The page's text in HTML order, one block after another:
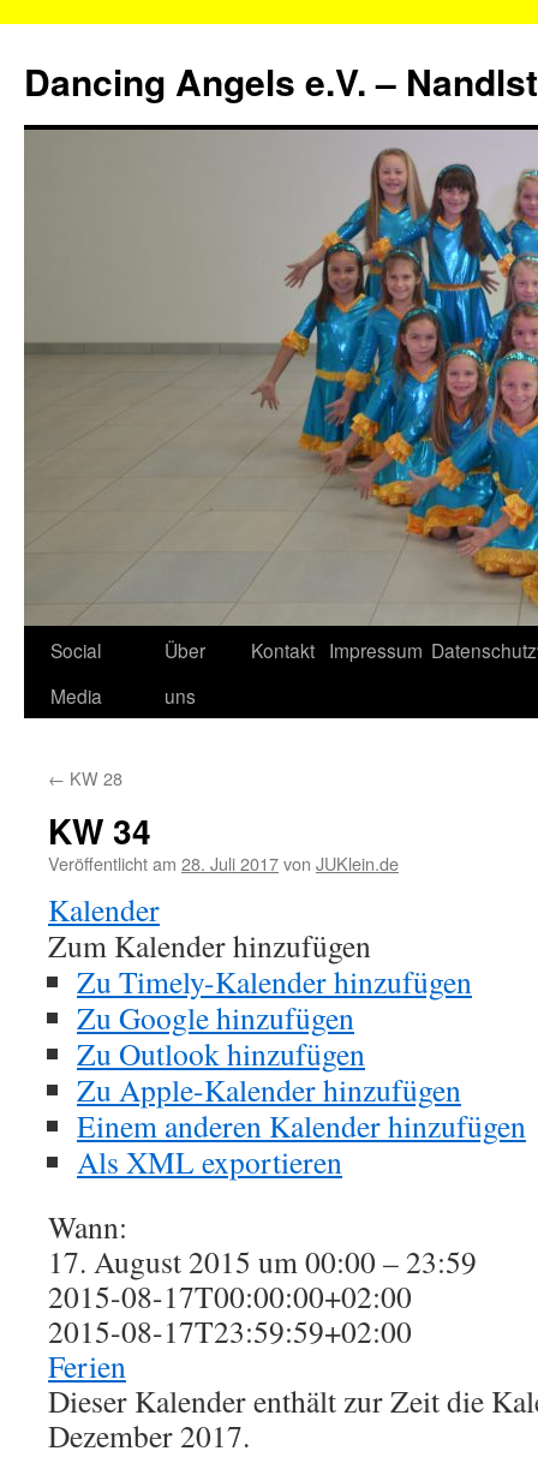
springen
Dancing Angels e.V. –
Social
Media
Über
uns
Kontakt Impressum
← KW 28
KW 34
Veröffentlicht am 28. Juli 2017von JUKlein.de
Kalender
Zum Kalender hinzufügen
Zu Timely-Kalender hinzufügen
Zu Google hinzufügen
Zu Outlook hinzufügen
Zu Apple-Kalender hinzufügen
Einem anderen Kalender hinzufügen
Als XML exportieren
Wann:
17. August 2015 um 00:00 – 23:59
2015-08-17T00:00:00+02:00
2015-08-17T23:59:59+02:00
Ferien
Dieser Kalender enthält zur Zeit die
Dezember 2017.